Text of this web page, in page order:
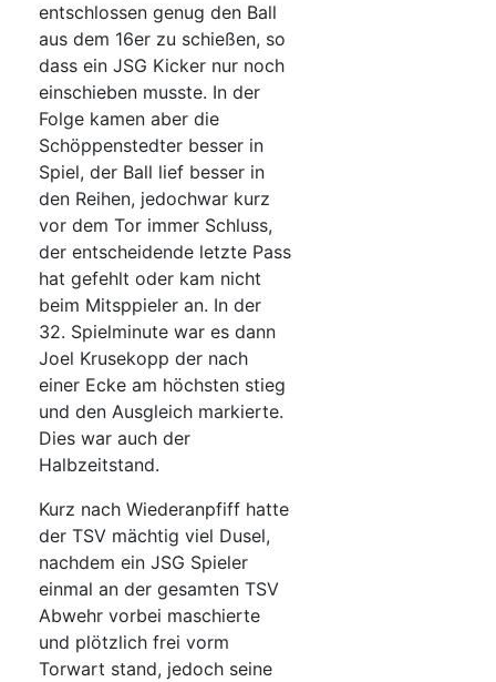
entschlossen genug den Ball
aus dem 16er zu schießen, so
dass ein JSG Kicker nur noch
einschieben musste. In der
Folge kamen aber die
Schöppenstedter besser in
Spiel, der Ball lief besser in
den Reihen, jedochwar kurz
vor dem Tor immer Schluss,
der entscheidende letzte Pass
hat gefehlt oder kam nicht
beim Mitsppieler an. In der
32. Spielminute war es dann
Joel Krusekopp der nach
einer Ecke am höchsten stieg
und den Ausgleich markierte.
Dies war auch der
Halbzeitstand.
Kurz nach Wiederanpfiff hatte
der TSV mächtig viel Dusel,
nachdem ein JSG Spieler
einmal an der gesamten TSV
Abwehr vorbei maschierte
und plötzlich frei vorm
Torwart stand, jedoch seine